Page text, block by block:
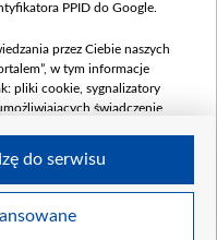
PPID do Google.
przez Ciebie naszych
w tym informacje
pliki cookie, sygnalizatory
świadczenie
przez Ciebie
do serwisu